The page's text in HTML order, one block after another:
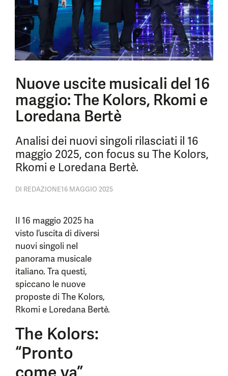
Nuove uscite musicali del 16
maggio: The Kolors, Rkomi e
Loredana Bertè
Analisi dei nuovi singoli rilasciati il 16
maggio 2025, con focus su The Kolors,
Rkomi e Loredana Bertè.
DI REDAZIONE16 MAGGIO 2025
Il 16 maggio 2025 ha
visto l’uscita di diversi
nuovi singoli nel
panorama musicale
italiano. Tra questi,
spiccano le nuove
proposte di The Kolors,
Rkomi e Loredana Bertè.
The Kolors:
“Pronto